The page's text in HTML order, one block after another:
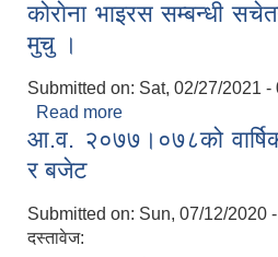
कोराेना भाइरस सम्बन्धी
मुचु ।
Submitted on: Sat, 02/27/2021 -
Read more
मुचु ।
आ.व. २०७७।०७८को
र बजेट
Submitted on: Sun, 07/12/2020
दस्तावेज: